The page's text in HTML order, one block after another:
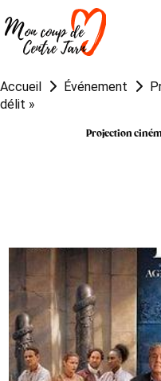
Accueil Événement
délit »
Projection